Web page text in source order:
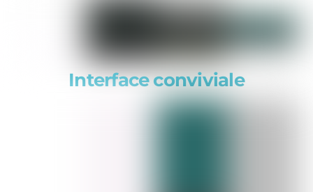
Interface conviviale